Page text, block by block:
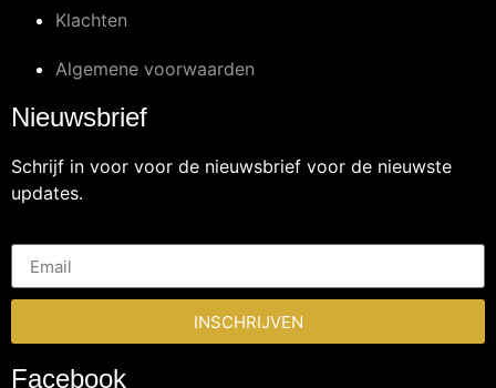
Klachten
Algemene voorwaarden
Nieuwsbrief
Schrijf in voor voor de nieuwsbrief voor de nieuwste
updates.
INSCHRIJVEN
Facebook